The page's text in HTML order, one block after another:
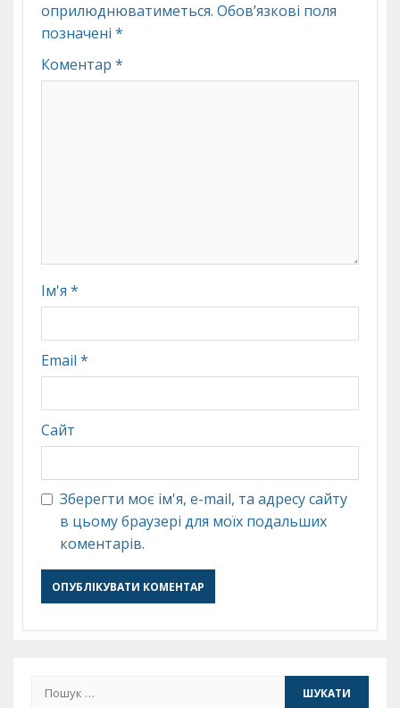
оприлюднюватиметься. Обов’язкові поля
позначені *
Коментар *
Ім'я *
Email *
Сайт
Зберегти моє ім'я, e-mail, та адресу сайту
в цьому браузері для моїх подальших
коментарів.
Пошук: